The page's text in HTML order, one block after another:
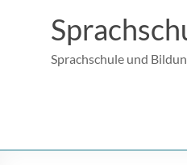
Sprachschule und